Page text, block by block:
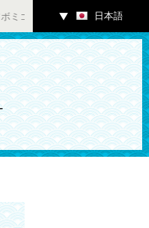
内ギャラリーにて7/4（土）
▼ 日本語